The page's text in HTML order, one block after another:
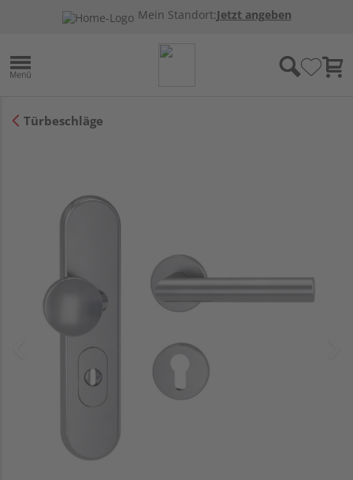
Mein Standort:Jetzt angeben
Türbeschläge